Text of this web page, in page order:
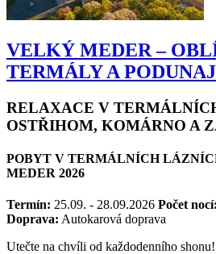
VELKÝ MEDER –
TERMÁLY A
RELAXACE V
POBYT V TERMÁLNÍCH
Termín:25.09. - 28.09.2026Počet nocí: